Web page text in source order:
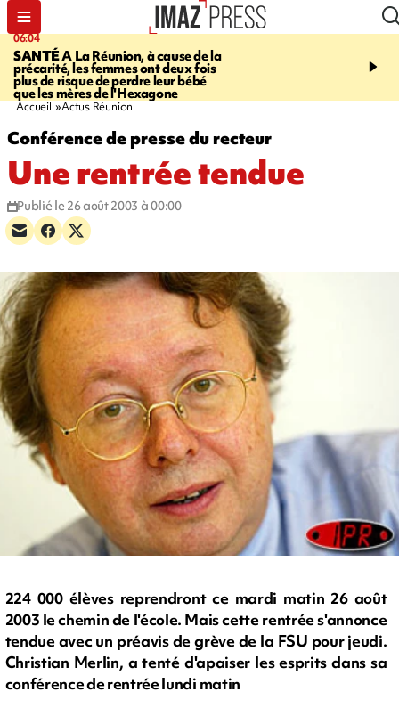
06:04
SANTÉA La Réunion, à cause de la
précarité, les femmes ont deux fois
plus de risque de perdre leur bébé
que les mères de l'Hexagone
07:23
route du Littoral
Accueil Actus Réunion
Conférence de presse du recteur
Une rentrée tendue
Publié le 26 août 2003 à 00:00
224 000 élèves reprendront ce mardi matin 26 août
2003 le chemin de l'école. Mais cette rentrée s'annonce
tendue avec un préavis de grève de la FSU pour jeudi.
Christian Merlin, a tenté d'apaiser les esprits dans sa
conférence de rentrée lundi matin